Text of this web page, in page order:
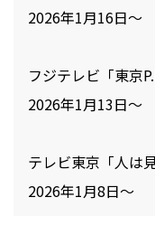
2026年1月16日～
フジテレビ「東京
2026年1月13日～
テレビ東京「人は
2026年1月8日～